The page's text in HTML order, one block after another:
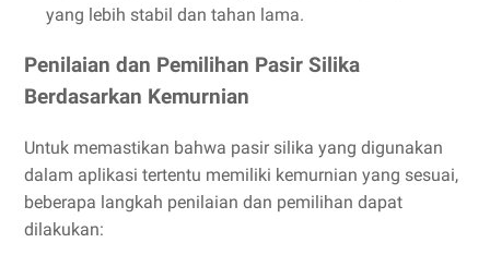
yang lebih stabil dan tahan lama.
Penilaian dan Pemilihan Pasir Silika
Berdasarkan Kemurnian
Untuk memastikan bahwa pasir silika yang digunakan
dalam aplikasi tertentu memiliki kemurnian yang sesuai,
beberapa langkah penilaian dan pemilihan dapat
dilakukan: